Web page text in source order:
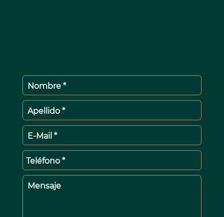
Nombre *
Apellido *
E-Mail *
Teléfono *
Mensaje